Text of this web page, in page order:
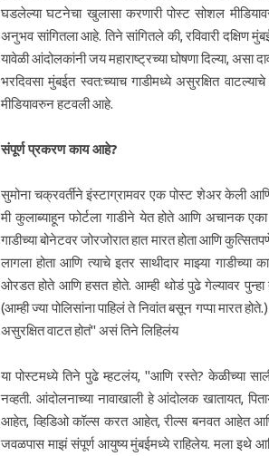
घडलेल्या घटनेचा खुलासा करणारी पोस्ट सोशल
अनुभव सांगितला आहे. तिने सांगितले की, रविवारी दक्षिण
यावेळी आंदोलकांनी जय महाराष्ट्रच्या घोषणा दिल्या,
भरदिवसा मुंबईत स्वत:च्याच गाडीमध्ये असुरक्षित
मीडियावरुन हटवली आहे.
संपूर्ण प्रकरण काय आहे?
सुमोना चक्रवर्तीने इंस्टाग्रामवर एक पोस्ट शेअर केली
मी कुलाब्याहून फोर्टला गाडीने येत होते आणि अचानक
गाडीच्या बोनेटवर जोरजोरात हात मारत होता आणि
लागला होता आणि त्याचे इतर साथीदार माझ्या
ओरडत होते आणि हसत होते. आम्ही थोडं पुढे गेल्यावर
(आम्ही ज्या पोलिसांना पाहिलं ते निवांत बसून गप्पा मारत
असुरक्षित वाटत होतं" असं तिने लिहिलंय
या पोस्टमध्ये तिने पुढे म्हटलंय, "आणि रस्ते? केळीच्या
नव्हती. आंदोलनाच्या नावाखाली हे आंदोलक खातायत,
आहेत, व्हिडिओ कॉल्स करत आहेत, रील्स बनवत आहेत
जवळपास माझं संपूर्ण आयुष्य मुंबईमध्ये राहिलेय. मला इथे